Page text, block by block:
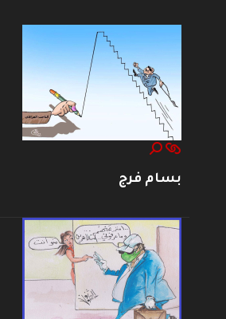
بسام فرج